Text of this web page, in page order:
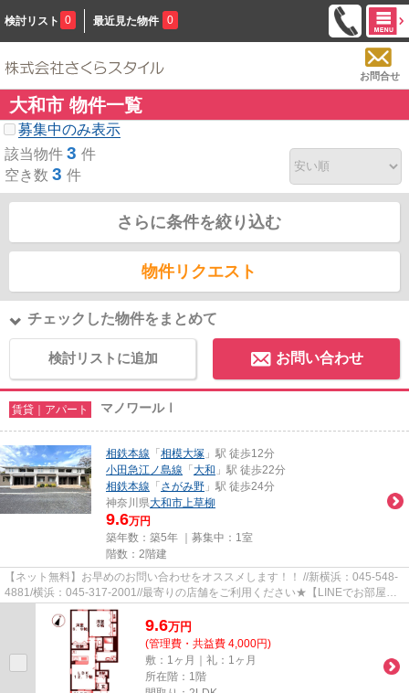
検討リスト 0 最近見た物件 0
お問合せ
大和市 物件一覧
募集中のみ表示
該当物件 3 件
空き数 3 件
さらに条件を絞り込む
物件リクエスト
チェックした物件をまとめて
検討リストに追加 お問い合わせ
賃貸｜アパート マノワールⅠ
相鉄本線 「 相模大塚 」駅 徒歩12分
小田急江ノ島線 「 大和 」駅 徒歩22分
相鉄本線 「 さがみ野 」駅 徒歩24分
神奈川県大和市上草柳
9.6万円
築年数：築5年 ｜募集中： 1室
階数：2階建
【ネット無料】お早めのお問い合わせをオススメします！！ //新横浜：045-548-
4881/横浜：045-317-2001//最寄りの店舗をご利用ください★【LINEでお部屋探
し】【初期費用分割払い】【19...
9.6万円
(管理費・共益費 4,000円)
敷：1ヶ月｜礼：1ヶ月
所在階：1階